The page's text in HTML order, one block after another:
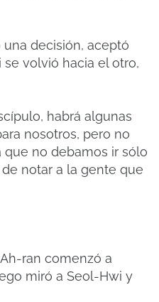
decisión, aceptó
volvió hacia el otro,
habrá algunas
nosotros, pero no
que no debamos ir sólo
notar a la gente que
ran comenzó a
miró a Seol-Hwi y